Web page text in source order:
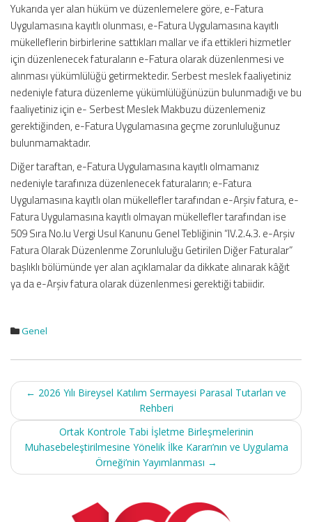
Yukarıda yer alan hüküm ve düzenlemelere göre, e-Fatura
Uygulamasına kayıtlı olunması, e-Fatura Uygulamasına kayıtlı
mükelleflerin birbirlerine sattıkları mallar ve ifa ettikleri hizmetler
için düzenlenecek faturaların e-Fatura olarak düzenlenmesi ve
alınması yükümlülüğü getirmektedir. Serbest meslek faaliyetiniz
nedeniyle fatura düzenleme yükümlülüğünüzün bulunmadığı ve bu
faaliyetiniz için e- Serbest Meslek Makbuzu düzenlemeniz
gerektiğinden, e-Fatura Uygulamasına geçme zorunluluğunuz
bulunmamaktadır.
Diğer taraftan, e-Fatura Uygulamasına kayıtlı olmamanız
nedeniyle tarafınıza düzenlenecek faturaların; e-Fatura
Uygulamasına kayıtlı olan mükellefler tarafından e-Arşiv fatura, e-
Fatura Uygulamasına kayıtlı olmayan mükellefler tarafından ise
509 Sıra No.lu Vergi Usul Kanunu Genel Tebliğinin “IV.2.4.3. e-Arşiv
Fatura Olarak Düzenlenme Zorunluluğu Getirilen Diğer Faturalar”
başlıklı bölümünde yer alan açıklamalar da dikkate alınarak kâğıt
ya da e-Arşiv fatura olarak düzenlenmesi gerektiği tabiidir.
Genel
Post
navigation
← 2026 Yılı Bireysel Katılım Sermayesi Parasal Tutarları ve
Rehberi
Ortak Kontrole Tabi İşletme Birleşmelerinin
Muhasebeleştirilmesine Yönelik İlke Kararı’nın ve Uygulama
Örneği’nin Yayımlanması →